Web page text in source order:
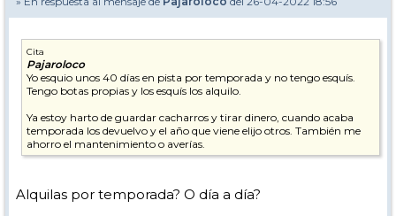
Cita
Pajaroloco
Yo esquio unos 40 días en pista por temporada y no tengo esquís.
Tengo botas propias y los esquís los alquilo.
Ya estoy harto de guardar cacharros y tirar dinero, cuando acaba
temporada los devuelvo y el año que viene elijo otros. También me
ahorro el mantenimiento o averías.
Alquilas por temporada? O día a día?